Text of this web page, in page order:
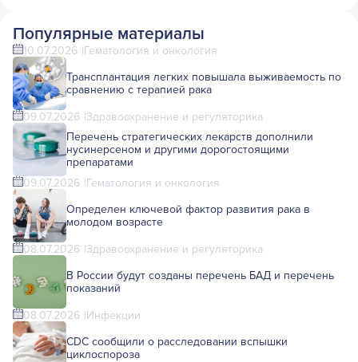
Популярные материалы
10.07.2026 Гематология и онкология
Трансплантация легких повышала выживаемость по
сравнению с терапией рака
09.07.2026 Здравоохранение и регуляторика
Перечень стратегических лекарств дополнили
нусинерсеном и другими дорогостоящими
препаратами
09.07.2026 Гематология и онкология
Определен ключевой фактор развития рака в
молодом возрасте
08.07.2026 Здравоохранение и регуляторика
В России будут созданы перечень БАД и перечень
показаний
08.07.2026 Инфекции
CDC сообщили о расследовании вспышки
циклоспороза